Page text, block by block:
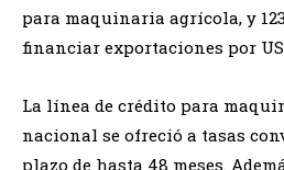
para maquinaria agrícola, y
financiar exportaciones por
La línea de crédito para
nacional se ofreció a tasas
plazo de hasta 48 meses.